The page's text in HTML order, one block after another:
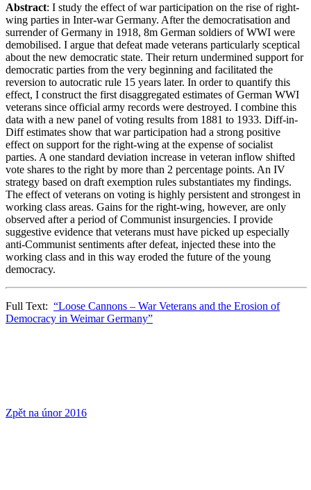
Abstract: I study the effect of war participation on the rise of right-
wing parties in Inter-war Germany. After the democratisation and
surrender of Germany in 1918, 8m German soldiers of WWI were
demobilised. I argue that defeat made veterans particularly sceptical
about the new democratic state. Their return undermined support for
democratic parties from the very beginning and facilitated the
reversion to autocratic rule 15 years later. In order to quantify this
effect, I construct the first disaggregated estimates of German WWI
veterans since official army records were destroyed. I combine this
data with a new panel of voting results from 1881 to 1933. Diff-in-
Diff estimates show that war participation had a strong positive
effect on support for the right-wing at the expense of socialist
parties. A one standard deviation increase in veteran inflow shifted
vote shares to the right by more than 2 percentage points. An IV
strategy based on draft exemption rules substantiates my findings.
The effect of veterans on voting is highly persistent and strongest in
working class areas. Gains for the right-wing, however, are only
observed after a period of Communist insurgencies. I provide
suggestive evidence that veterans must have picked up especially
anti-Communist sentiments after defeat, injected these into the
working class and in this way eroded the future of the young
democracy.
Full Text: “Loose Cannons – War Veterans and the Erosion of
Democracy in Weimar Germany”
Zpět na únor 2016